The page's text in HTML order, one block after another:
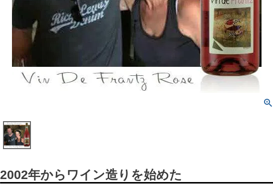
2002年からワイン造りを始めた